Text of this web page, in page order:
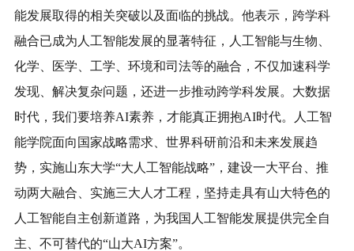
能发展取得的相关突破以及面临的挑战。他表示，跨学科
融合已成为人工智能发展的显著特征，人工智能与生物、
化学、医学、工学、环境和司法等的融合，不仅加速科学
发现、解决复杂问题，还进一步推动跨学科发展。大数据
时代，我们要培养AI素养，才能真正拥抱AI时代。人工智
能学院面向国家战略需求、世界科研前沿和未来发展趋
势，实施山东大学“大人工智能战略”，建设一大平台、推
动两大融合、实施三大人才工程，坚持走具有山大特色的
人工智能自主创新道路，为我国人工智能发展提供完全自
主、不可替代的“山大AI方案”。